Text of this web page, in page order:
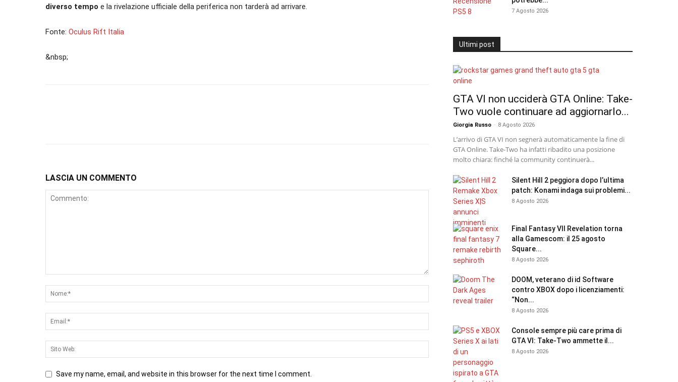
diverso tempo e la rivelazione ufficiale della periferica non tarderà ad arrivare.
Fonte: Oculus Rift Italia
&nbsp;
LASCIA UN COMMENTO
Save my name, email, and website in this browser for the next time I comment.
7 Agosto 2026
Ultimi post
GTA VI non ucciderà GTA Online: Take-
Two vuole continuare ad aggiornarlo...
Giorgia Russo - 8 Agosto 2026
L’arrivo di GTA VI non segnerà automaticamente la fine di
GTA Online. Take-Two ha infatti ribadito una posizione
molto chiara: finché la community continuerà...
Silent Hill 2 peggiora dopo l’ultima
patch: Konami indaga sui problemi...
8 Agosto 2026
Final Fantasy VII Revelation torna
alla Gamescom: il 25 agosto
Square...
8 Agosto 2026
DOOM, veterano di id Software
contro XBOX dopo i licenziamenti:
“Non...
8 Agosto 2026
Console sempre più care prima di
GTA VI: Take-Two ammette il...
8 Agosto 2026